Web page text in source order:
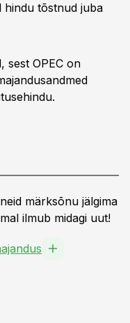
hindu tõstnud juba
sest OPEC on
märksõnu jälgima
ilmub midagi uut!